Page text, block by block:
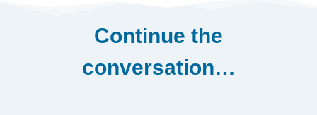
Continue the
conversation…